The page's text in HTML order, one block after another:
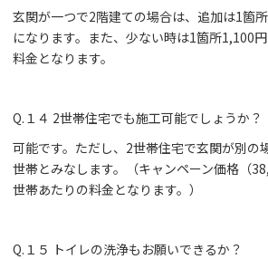
玄関が一つで2階建ての場合は、追加は1箇
になります。また、少ない時は1箇所1,100
料金となります。
Q.１４ 2世帯住宅でも施工可能でしょうか？
可能です。ただし、2世帯住宅で玄関が別の
世帯とみなします。（キャンペーン価格（
世帯あたりの料金となります。）
Q.１５ トイレの洗浄もお願いできるか？